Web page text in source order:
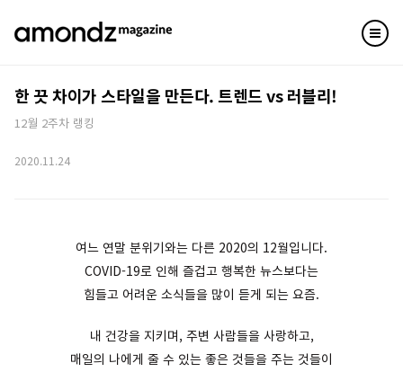
한 끗 차이가 스타일을 만든다. 트렌드 vs 러블리!
12월 2주차 랭킹
2020.11.24
여느 연말 분위기와는 다른 2020의 12월입니다.
COVID-19로 인해 즐겁고 행복한 뉴스보다는
힘들고 어려운 소식들을 많이 듣게 되는 요즘.
내 건강을 지키며, 주변 사람들을 사랑하고,
매일의 나에게 줄 수 있는 좋은 것들을 주는 것들이